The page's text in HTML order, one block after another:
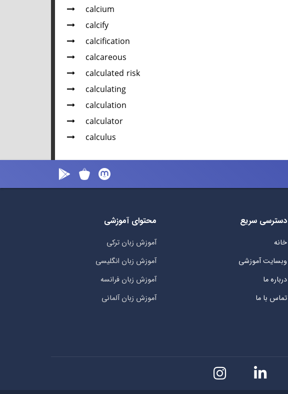
calcium
calcify
calcification
calcareous
calculated risk
calculating
calculation
calculator
calculus
دسترسی سریع
خانه
وبسایت آموزشی
درباره ما
تماس با ما
محتوای آموزشی
آموزش زبان ترکی
آموزش زبان انگلیسی
آموزش زبان فرانسه
آموزش زبان آلمانی